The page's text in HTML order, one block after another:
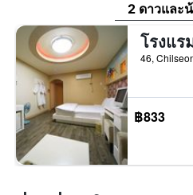
2 ดาวและ
฿833